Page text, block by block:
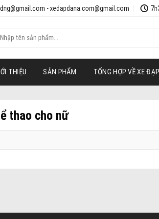
- xedapdana.com@gmail.com
Tìm
THIỆU SẢN PHẨM TỔNG HỢP VỀ XE ĐẠP
thao cho nữ